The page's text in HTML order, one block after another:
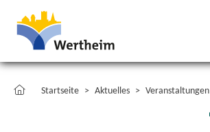
Startseite Aktuelles Veranstaltungen